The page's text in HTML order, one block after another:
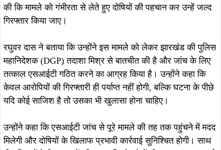
की कि मामले को गंभीरता से लेते हुए दोषियों की पहचान कर उन्हें जल्द
गिरफ्तार किया जाए।
रघुवर दास ने बताया कि उन्होंने इस मामले को लेकर झारखंड की पुलिस
महानिदेशक (DGP) तदाशा मिश्र से बातचीत की है और जांच के लिए
तत्काल एसआईटी गठित करने का आग्रह किया है। उन्होंने कहा कि
केवल आरोपियों की गिरफ्तारी ही पर्याप्त नहीं होगी, बल्कि घटना के पीछे
यदि कोई साजिश है तो उसका भी खुलासा होना चाहिए।
उन्होंने कहा कि एसआईटी जांच से पूरे मामले की तह तक पहुंचने में मदद
मिलेगी और दोषियों के खिलाफ प्रभावी कार्रवाई सुनिश्चित होगी। साथ